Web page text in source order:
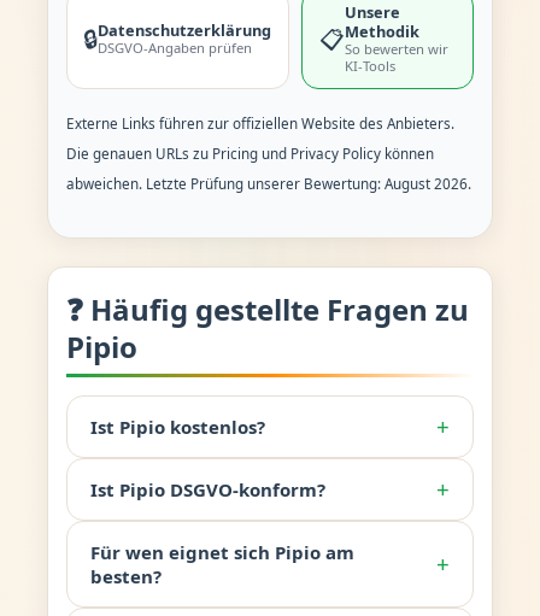
🔒Datenschutzerklärung
DSGVO-Angaben prüfen 📋
Unsere
Methodik
So bewerten wir
KI-Tools
Externe Links führen zur offiziellen Website des Anbieters.
Die genauen URLs zu Pricing und Privacy Policy können
abweichen. Letzte Prüfung unserer Bewertung: August 2026.
❓ Häufig gestellte Fragen zu
Pipio
Ist Pipio kostenlos? +
Ist Pipio DSGVO-konform? +
Für wen eignet sich Pipio am
besten?
+